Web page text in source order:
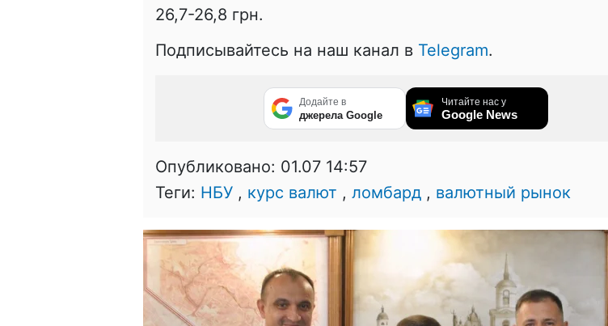
26,7-26,8 грн.
Подписывайтесь на наш канал в Telegram.
Додайте в
джерела Google
Читайте нас у
Google News
Опубликовано: 01.07 14:57
Теги: НБУ , курс валют , ломбард , валютный рынок